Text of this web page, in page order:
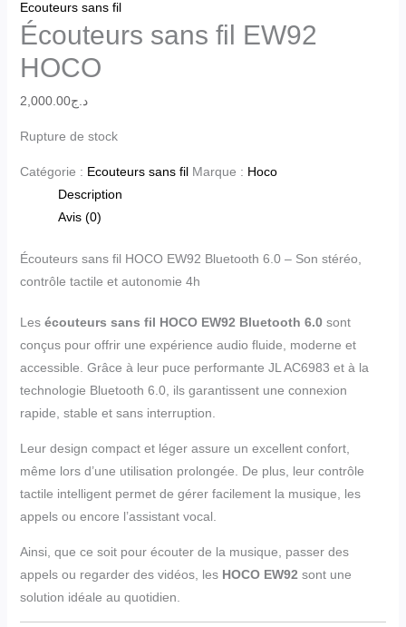
Ecouteurs sans fil
Écouteurs sans fil EW92
HOCO
د.ج2,000.00
Rupture de stock
Catégorie : Ecouteurs sans fil Marque : Hoco
Description
Avis (0)
Écouteurs sans fil HOCO EW92 Bluetooth 6.0 – Son stéréo,
contrôle tactile et autonomie 4h
Les écouteurs sans fil HOCO EW92 Bluetooth 6.0sont
conçus pour offrir une expérience audio fluide, moderne et
accessible. Grâce à leur puce performante JL AC6983 et à la
technologie Bluetooth 6.0, ils garantissent une connexion
rapide, stable et sans interruption.
Leur design compact et léger assure un excellent confort,
même lors d’une utilisation prolongée. De plus, leur contrôle
tactile intelligent permet de gérer facilement la musique, les
appels ou encore l’assistant vocal.
Ainsi, que ce soit pour écouter de la musique, passer des
appels ou regarder des vidéos, les HOCO EW92 sont une
solution idéale au quotidien.